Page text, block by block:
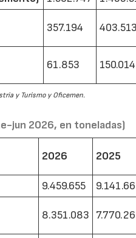
357.194
61.853 150.014
y Turismo y Oficemen.
jun 2026, en toneladas)
2026 2025
9.459.655
8.351.083